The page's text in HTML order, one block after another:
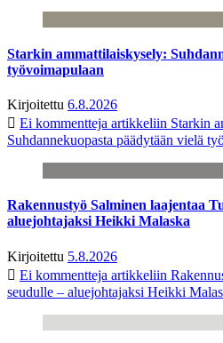
Starkin ammattilaiskysely:
työvoimapulaan
Kirjoitettu 6.8.2026
Ei kommentteja artikkeliin Starkin
Suhdannekuopasta päädytään vielä
Rakennustyö Salminen laajentaa
aluejohtajaksi Heikki Malaska
Kirjoitettu 5.8.2026
Ei kommentteja artikkeliin
seudulle – aluejohtajaksi Heikki